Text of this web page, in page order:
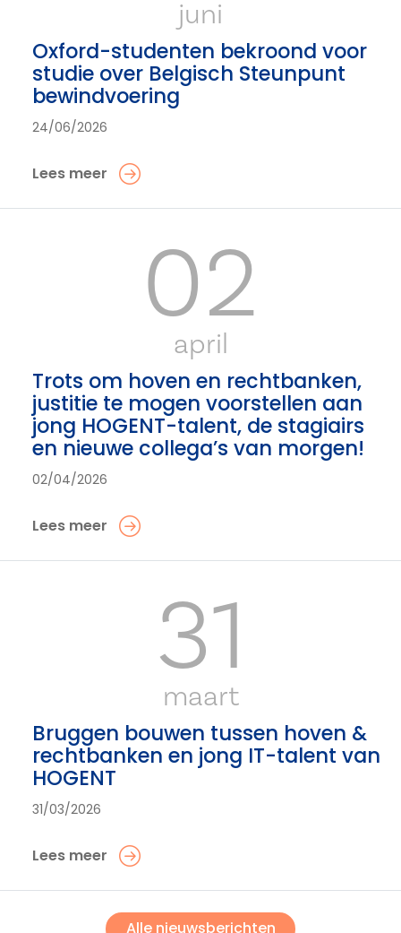
juni
Oxford-studenten bekroond voor
studie over Belgisch Steunpunt
bewindvoering
24/06/2026
Lees meer
02
april
Trots om hoven en rechtbanken,
justitie te mogen voorstellen aan
jong HOGENT-talent, de stagiairs
en nieuwe collega’s van morgen!
02/04/2026
Lees meer
31
maart
Bruggen bouwen tussen hoven &
rechtbanken en jong IT-talent van
HOGENT
31/03/2026
Lees meer
Alle nieuwsberichten